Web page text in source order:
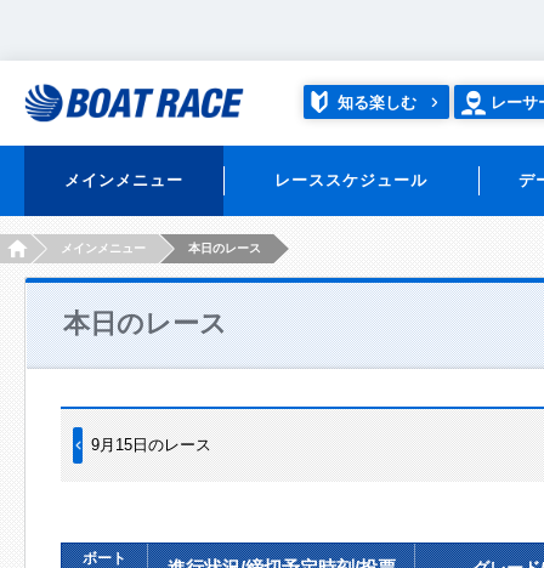
知る楽しむ レーサ
メインメニュー レーススケジュール デ
HOMEメインメニュー 本日のレース
本日のレース
9月15日のレース
ボート